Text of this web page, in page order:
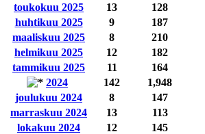
toukokuu 2025
13 128
huhtikuu 2025
9 187
maaliskuu 2025
8 210
helmikuu 2025
12 182
tammikuu 2025
11 164
2024
142 1,948
joulukuu 2024
8 147
marraskuu 2024
13 113
lokakuu 2024
12 145